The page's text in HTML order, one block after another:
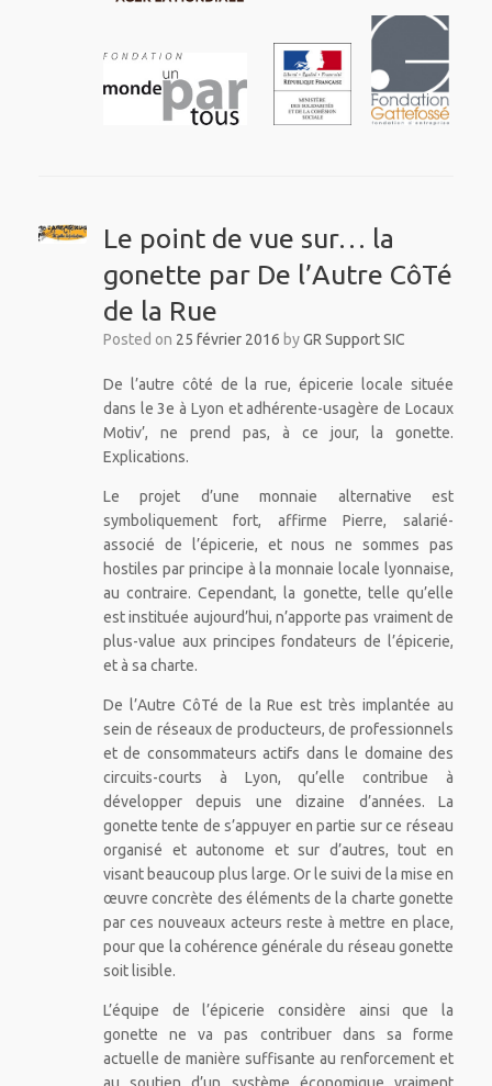
Le point de vue sur… la
gonette par De l’Autre CôTé
de la Rue
Posted on 25 février 2016 byGR Support SIC
De l’autre côté de la rue, épicerie locale située
dans le 3e à Lyon et adhérente-usagère de Locaux
Motiv’, ne prend pas, à ce jour, la gonette.
Explications.
Le projet d’une monnaie alternative est
symboliquement fort, affirme Pierre, salarié-
associé de l’épicerie, et nous ne sommes pas
hostiles par principe à la monnaie locale lyonnaise,
au contraire. Cependant, la gonette, telle qu’elle
est instituée aujourd’hui, n’apporte pas vraiment de
plus-value aux principes fondateurs de l’épicerie,
et à sa charte.
De l’Autre CôTé de la Rue est très implantée au
sein de réseaux de producteurs, de professionnels
et de consommateurs actifs dans le domaine des
circuits-courts à Lyon, qu’elle contribue à
développer depuis une dizaine d’années. La
gonette tente de s’appuyer en partie sur ce réseau
organisé et autonome et sur d’autres, tout en
visant beaucoup plus large. Or le suivi de la mise en
œuvre concrète des éléments de la charte gonette
par ces nouveaux acteurs reste à mettre en place,
pour que la cohérence générale du réseau gonette
soit lisible.
L’équipe de l’épicerie considère ainsi que la
gonette ne va pas contribuer dans sa forme
actuelle de manière suffisante au renforcement et